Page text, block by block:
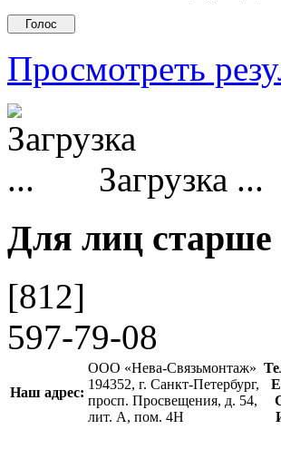
Просмотреть
Загрузка ...
Для лиц старше
[812]
597-79-08
Наш адрес:
ООО «Нева-Связьмонтаж»
194352, г. Санкт-Петербург,
просп. Просвещения, д. 54,
лит. А, пом. 4Н